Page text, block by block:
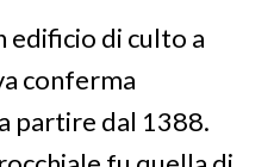
edificio di culto a
conferma
partire dal 1388.